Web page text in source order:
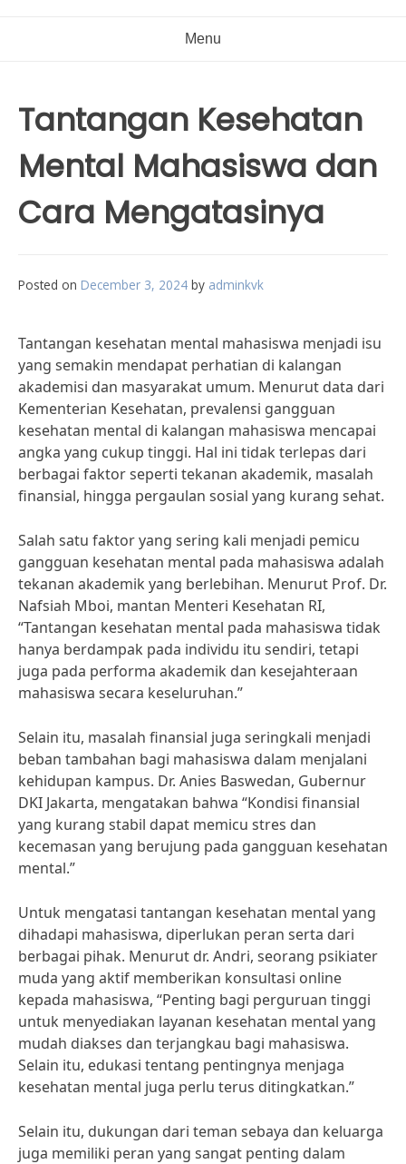
Menu
Tantangan Kesehatan
Mental Mahasiswa dan
Cara Mengatasinya
Posted on December 3, 2024 by adminkvk
Tantangan kesehatan mental mahasiswa menjadi isu
yang semakin mendapat perhatian di kalangan
akademisi dan masyarakat umum. Menurut data dari
Kementerian Kesehatan, prevalensi gangguan
kesehatan mental di kalangan mahasiswa mencapai
angka yang cukup tinggi. Hal ini tidak terlepas dari
berbagai faktor seperti tekanan akademik, masalah
finansial, hingga pergaulan sosial yang kurang sehat.
Salah satu faktor yang sering kali menjadi pemicu
gangguan kesehatan mental pada mahasiswa adalah
tekanan akademik yang berlebihan. Menurut Prof. Dr.
Nafsiah Mboi, mantan Menteri Kesehatan RI,
“Tantangan kesehatan mental pada mahasiswa tidak
hanya berdampak pada individu itu sendiri, tetapi
juga pada performa akademik dan kesejahteraan
mahasiswa secara keseluruhan.”
Selain itu, masalah finansial juga seringkali menjadi
beban tambahan bagi mahasiswa dalam menjalani
kehidupan kampus. Dr. Anies Baswedan, Gubernur
DKI Jakarta, mengatakan bahwa “Kondisi finansial
yang kurang stabil dapat memicu stres dan
kecemasan yang berujung pada gangguan kesehatan
mental.”
Untuk mengatasi tantangan kesehatan mental yang
dihadapi mahasiswa, diperlukan peran serta dari
berbagai pihak. Menurut dr. Andri, seorang psikiater
muda yang aktif memberikan konsultasi online
kepada mahasiswa, “Penting bagi perguruan tinggi
untuk menyediakan layanan kesehatan mental yang
mudah diakses dan terjangkau bagi mahasiswa.
Selain itu, edukasi tentang pentingnya menjaga
kesehatan mental juga perlu terus ditingkatkan.”
Selain itu, dukungan dari teman sebaya dan keluarga
juga memiliki peran yang sangat penting dalam